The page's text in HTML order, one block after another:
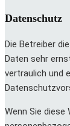
Datenschutz
Die Betreiber
Daten sehr
vertraulich und
Wenn Sie diese